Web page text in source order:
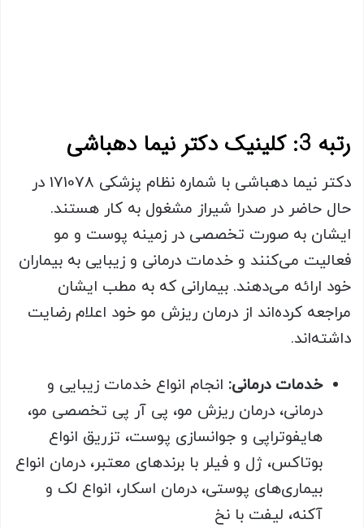
رتبه 3: کلینیک دکتر نیما دهباشی
دکتر نیما دهباشی با شماره نظام پزشکی 171078 در
حال حاضر در صدرا شیراز مشغول به کار هستند.
ایشان به صورت تخصصی در زمینه پوست و مو
فعالیت می‌کنند و خدمات درمانی و زیبایی به بیماران
خود ارائه می‌دهند. بیمارانی که به مطب ایشان
مراجعه کرده‌اند از درمان ریزش مو خود اعلام رضایت
داشته‌اند.
خدمات درمانی: انجام انواع خدمات زیبایی و
درمانی، درمان ریزش مو، پی آر پی تخصصی مو،
هایفوتراپی و جوانسازی پوست، تزریق انواع
بوتاکس، ژل و فیلر با برندهای معتبر، درمان انواع
بیماری‌های پوستی، درمان اسکار، انواع لک و
آکنه، لیفت با نخ